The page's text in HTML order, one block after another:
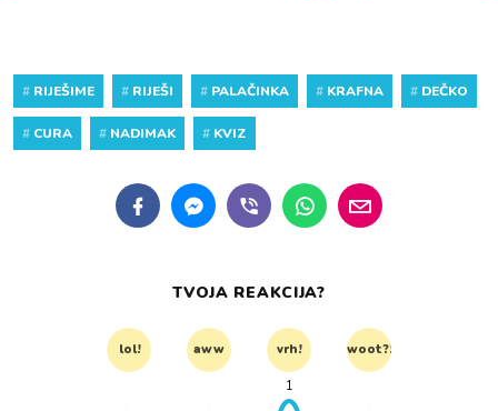
# RIJEŠIME # RIJEŠI # PALAČINKA # KRAFNA # DEČKO
# CURA # NADIMAK # KVIZ
TVOJA REAKCIJA?
lol! aww vrh! woot?!
1